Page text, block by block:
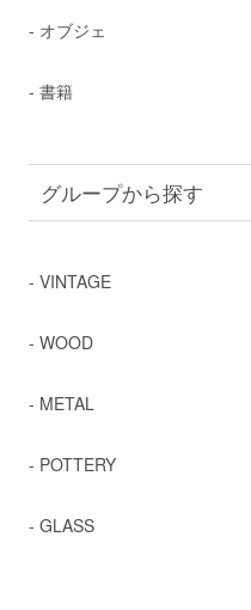
- オブジェ
- 書籍
グループから探す
- VINTAGE
- WOOD
- METAL
- POTTERY
- GLASS